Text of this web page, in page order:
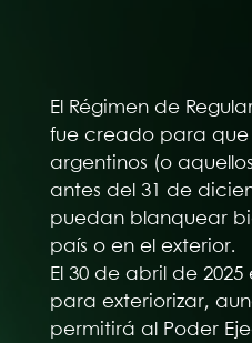
El Régimen de
fue creado para que
argentinos (o
antes del 31 de
puedan blanquear
país o en el exterior.
El 30 de abril de
para exteriorizar,
permitirá al Poder